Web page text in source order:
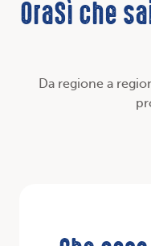
OraSì che
Da regione a